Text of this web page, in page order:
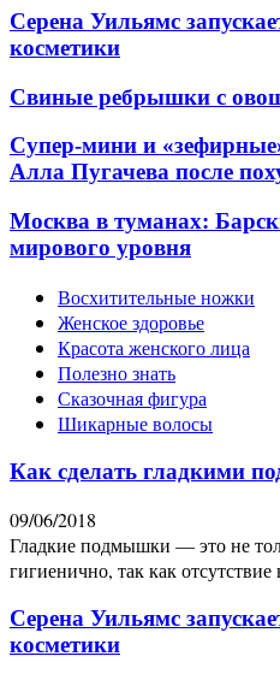
Серена Уильямс
косметики
Свиные ребрышки с
Супер-мини и
Алла Пугачева после
Москва в туманах:
мирового уровня
Восхитительные ножки
Женское здоровье
Красота женского лица
Полезно знать
Сказочная фигура
Шикарные волосы
Как сделать гладкими
09/06/2018
Гладкие подмышки — это не
гигиенично, так как отсутствие
Серена Уильямс
косметики